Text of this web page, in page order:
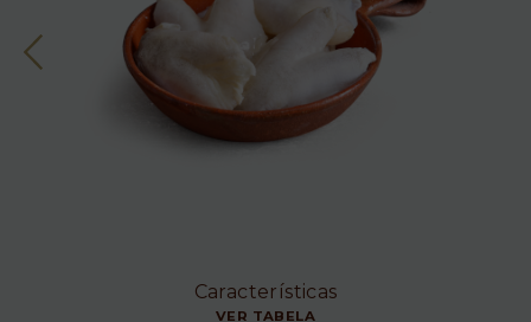
Características
VER TABELA